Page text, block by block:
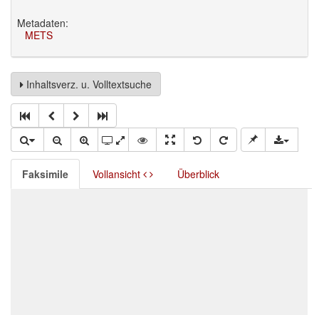
Metadaten:
METS
Inhaltsverz. u. Volltextsuche
Faksimile Vollansicht Überblick